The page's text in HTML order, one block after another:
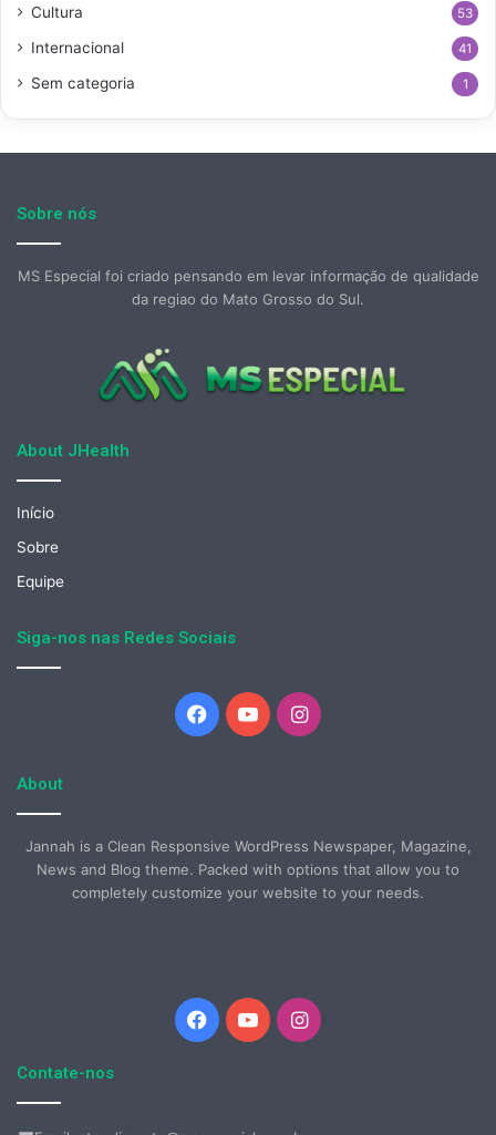
Cultura 53
Internacional 41
Sem categoria 1
Sobre nós
MS Especial foi criado pensando em levar informação de qualidade
da regiao do Mato Grosso do Sul.
About JHealth
Início
Sobre
Equipe
Siga-nos nas Redes Sociais
Facebook
YouTubeInstagram
About
Jannah is a Clean Responsive WordPress Newspaper, Magazine,
News and Blog theme. Packed with options that allow you to
completely customize your website to your needs.
Facebook
YouTubeInstagram
Contate-nos